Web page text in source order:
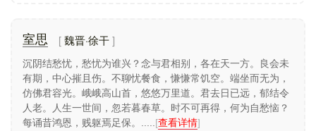
室思 魏晋·徐干
沉阴结愁忧，愁忧为谁兴？念与君相别，各在天一方。良会未
有期，中心摧且伤。不聊忧餐食，慊慊常饥空。端坐而无为，
仿佛君容光。峨峨高山首，悠悠万里道。君去日已远，郁结令
人老。人生一世间，忽若暮春草。时不可再得，何为自愁恼？
每诵昔鸿恩，贱躯焉足保。..... [查看详情]